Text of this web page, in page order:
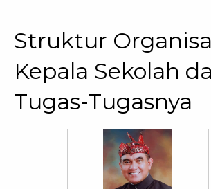
Struktur
Kepala Sekolah
Tugas-Tugasnya